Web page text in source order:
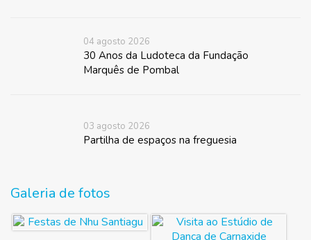
04 agosto 2026
30 Anos da Ludoteca da Fundação
Marquês de Pombal
03 agosto 2026
Partilha de espaços na freguesia
Galeria de fotos